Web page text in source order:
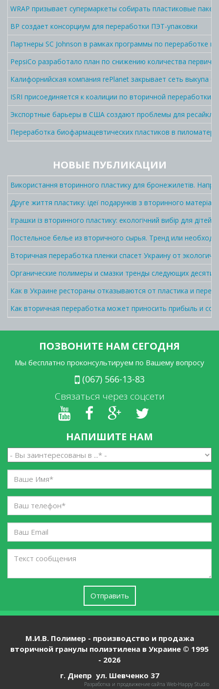
WRAP призывает супермаркеты собирать пластиковые
BP создает консорциум для переработки ПЭТ-упаковки
Партнеры SC Johnson в рамках программы по переработке
PepsiCo разработало план по снижению количества
Калифорнийская компания rePlanet закрывает сеть выкупа
ISRI присоединяется к коалиции по вторичной переработки
Экспортные барьеры в США создают проблемы для
Переработка биофармацевтических пластиков в
НОВЫЕ ПУБЛИКАЦИИ
Використання вторинного пластику для бронежилетів.
Друге життя пластику: ідеї подарунків з вторинного матеріалу
Іграшки із вторинного пластику: екологічний вибір для дітей
Постельное белье из вторичного сырья. Тренд или
Вторичная переработка пленки спасет Украину от
Органические полимеры и смазки тренды следующих
Как в Украине рестораны отказываются от пластика и
Как вторичная переработка может приносить прибыль и
ПОЗВОНИТЕ НАМ СЕГОДНЯ
Мы бесплатно проконсультируем по Вашему вопросу
(067) 566-13-83
Связаться через соцсети
НАПИШИТЕ НАМ
заинтересованы
в
*
*
*
Отправить
М.И.В. Полимер - производство и продажа
вторичной гранулы полиэтилена в Украине © 1995
- 2026
г. Днепр ул. Шевченко 37
Разработка и продвижение сайта Web-Happy Studio